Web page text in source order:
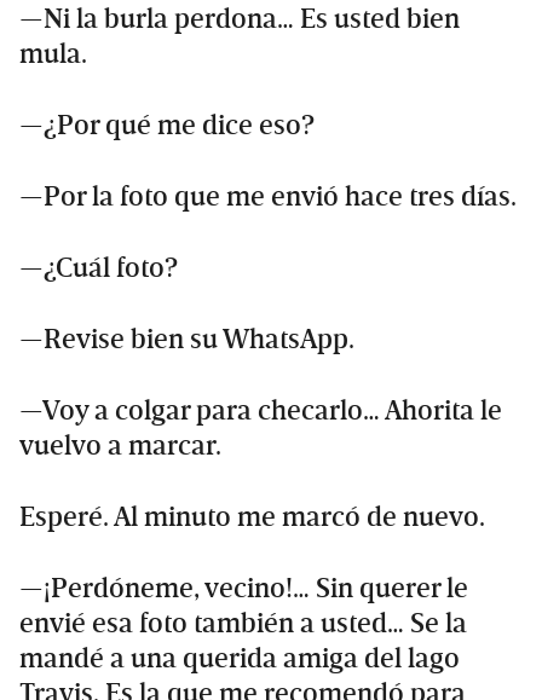
—Ni la burla perdona… Es usted bien
mula.
—¿Por qué me dice eso?
—Por la foto que me envió hace tres días.
—¿Cuál foto?
—Revise bien su WhatsApp.
—Voy a colgar para checarlo… Ahorita le
vuelvo a marcar.
Esperé. Al minuto me marcó de nuevo.
—¡Perdóneme, vecino!… Sin querer le
envié esa foto también a usted… Se la
mandé a una querida amiga del lago